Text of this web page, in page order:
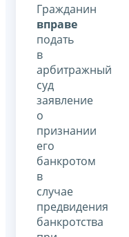
Гражданин
вправе
подать
в
арбитражный
суд
заявление
о
признании
его
банкротом
в
случае
предвидения
банкротства